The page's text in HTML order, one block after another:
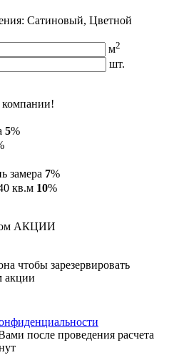
Сатиновый, Цветной
м2
шт.
5%
замера 7%
кв.м 10%
АКЦИИ
чтобы зарезервировать
акции
после проведения расчета